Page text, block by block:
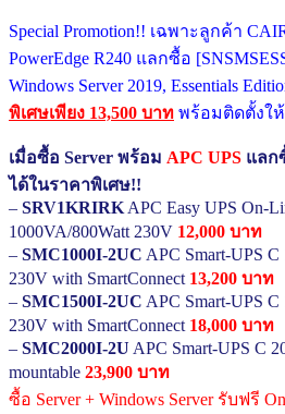
Special Promotion!! เฉพาะลูกค้า
PowerEdge R240 แลกซื้อ
Windows Server 2019, Essentials
พิเศษเพียง 13,500 บาท พร้อมติดตั้งใ
เมื่อซื้อ Server พร้อม APC UPS แลก
ได้ในราคาพิเศษ!!
– SRV1KRIRK APC Easy UPS On-
1000VA/800Watt 230V 12,000 บาท
– SMC1000I-2UC APC Smart-UPS
230V with SmartConnect 13,200 บาท
– SMC1500I-2UC APC Smart-UPS
230V with SmartConnect 18,000 บาท
– SMC2000I-2U APC Smart-UPS C
mountable 23,900 บาท
ซื้อ Server + Windows Server รับฟรี